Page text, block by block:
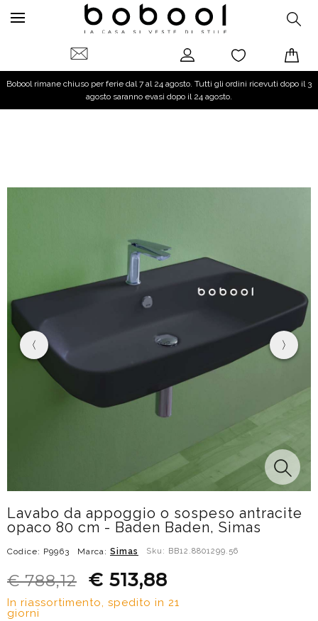
Bobool rimane chiuso per ferie dal 7 al 24 agosto. Tutti gli ordini ricevuti dopo il 3
agosto saranno evasi dopo il 24 agosto.
Lavabo da appoggio o sospeso antracite
opaco 80 cm - Baden Baden, Simas
Codice: P9963 Marca: Simas Sku: BB12.8801299.56
€ 788,12 € 513,88
In riassortimento, spedito in 21
giorni